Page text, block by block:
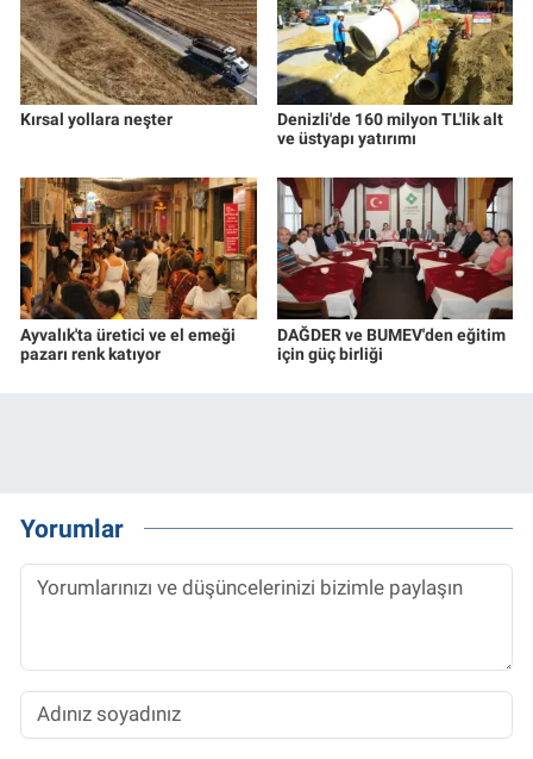
Kırsal yollara neşter
Denizli'de 160 milyon TL'lik alt
ve üstyapı yatırımı
Ayvalık'ta üretici ve el emeği
pazarı renk katıyor
DAĞDER ve BUMEV'den eğitim
için güç birliği
Yorumlar